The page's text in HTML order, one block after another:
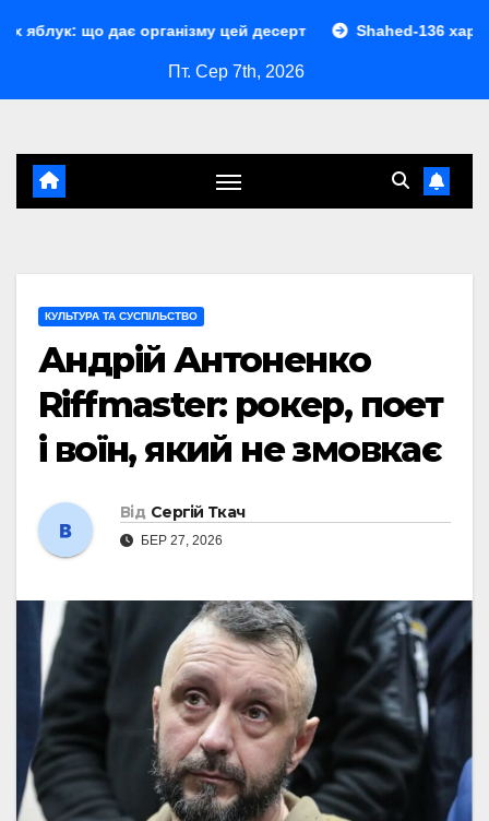
організму цей десерт Shahed-136 характеристики:
Пт. Сер 7th, 2026
КУЛЬТУРА ТА СУСПІЛЬСТВО
Андрій Антоненко
Riffmaster: рокер, поет
і воїн, який не змовкає
Від Сергій Ткач
БЕР 27, 2026